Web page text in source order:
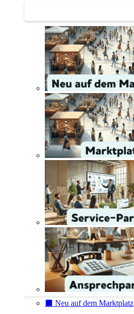
⬛️ Neu auf dem Marktplatz